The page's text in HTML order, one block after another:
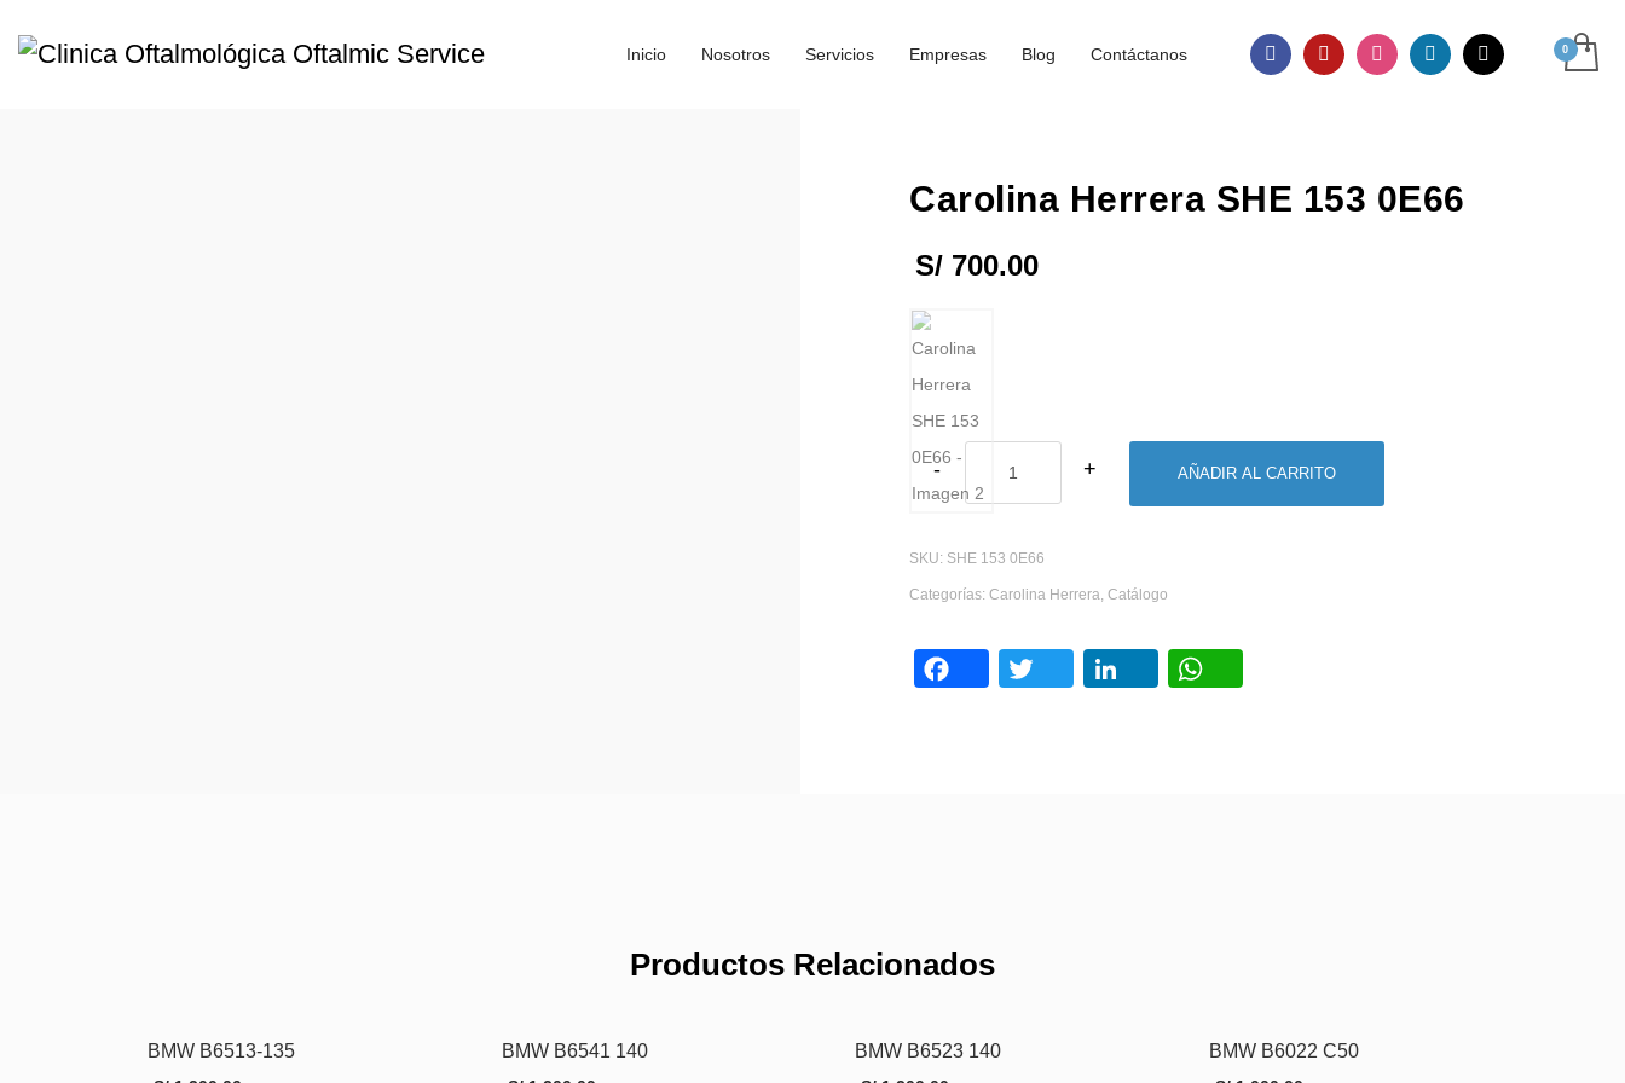
Inicio Nosotros Servicios Empresas Blog Contáctanos
Carolina Herrera SHE 153 0E66
S/ 700.00
AÑADIR AL CARRITO
SKU: SHE 153 0E66
Categorías: Carolina Herrera, Catálogo
FacebookTwitterLinkedIn
Productos Relacionados
BMW B6513-135 BMW B6541 140 BMW B6523 140 BMW B6022 C50